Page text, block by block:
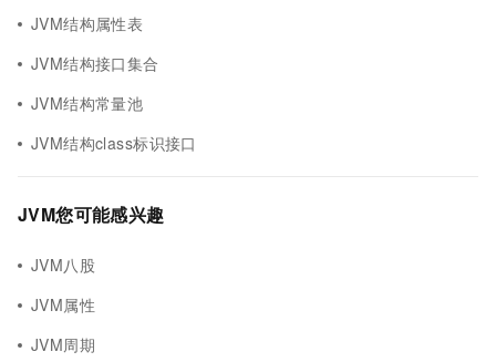
JVM结构属性表
JVM结构接口集合
JVM结构常量池
JVM结构class标识接口
JVM您可能感兴趣
JVM八股
JVM属性
JVM周期